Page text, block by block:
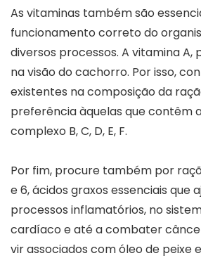
As vitaminas também são
funcionamento correto do
diversos processos. A vitamina A,
na visão do cachorro. Por isso,
existentes na composição da
preferência àquelas que contêm
complexo B, C, D, E, F.
Por fim, procure também por
e 6, ácidos graxos essenciais que
processos inflamatórios, no
cardíaco e até a combater
vir associados com óleo de peixe